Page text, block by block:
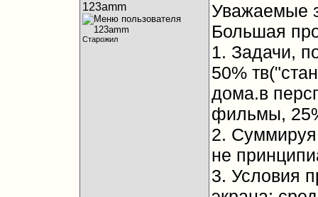
123amm
Старожил
Уважаемые
Большая
1. Задачи,
50%
дома.в
фильмы,
2.
не
3. Условия